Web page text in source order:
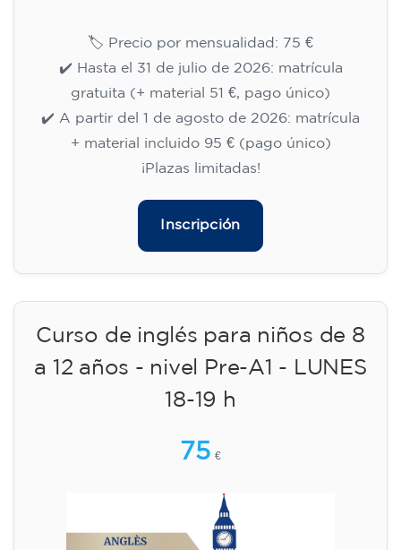
🏷️ Precio por mensualidad: 75 €
✔️ Hasta el 31 de julio de 2026: matrícula
gratuita (+ material 51 €, pago único)
✔️ A partir del 1 de agosto de 2026: matrícula
+ material incluido 95 € (pago único)
¡Plazas limitadas!
Inscripción
Curso de inglés para niños de 8
a 12 años - nivel Pre-A1 - LUNES
18-19 h
75 €